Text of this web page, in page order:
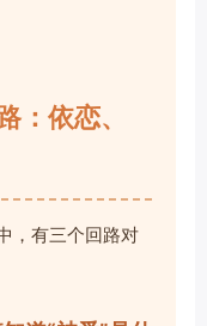
：依恋、
，有三个回路对